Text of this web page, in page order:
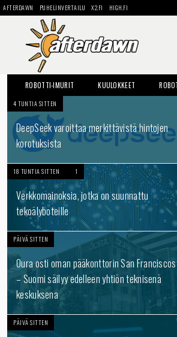
AFTERDAWN PUHELINVERTAILU X2.FI HIGH.FI
ROBOTTI-IMURIT KUULOKKEET
4 TUNTIA SITTEN
DeepSeek varoittaa merkittävistä hintojen
korotuksista
18 TUNTIA SITTEN 1
Verkkomainoksia, jotka on suunnattu
tekoälyboteille
PÄIVÄ SITTEN
Oura osti oman pääkonttorin San
– Suomi säilyy edelleen yhtiön teknisenä
keskuksena
PÄIVÄ SITTEN